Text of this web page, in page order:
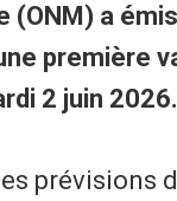
(ONM) a
première
2 juin 2026.
prévisions